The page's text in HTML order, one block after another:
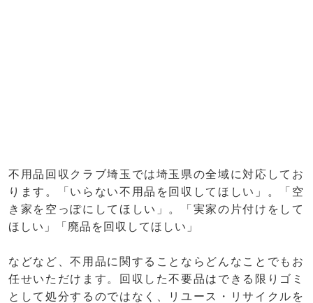
不用品回収クラブ埼玉では埼玉県の全域に対応してお
ります。「いらない不用品を回収してほしい」。「空
き家を空っぽにしてほしい」。「実家の片付けをして
ほしい」「廃品を回収してほしい」
などなど、不用品に関することならどんなことでもお
任せいただけます。回収した不要品はできる限りゴミ
として処分するのではなく、リユース・リサイクルを